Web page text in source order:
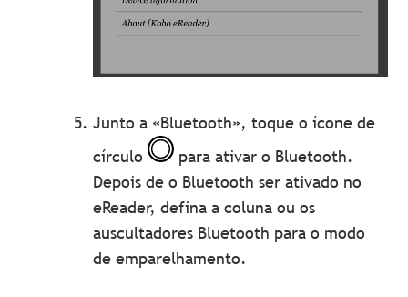
Junto a «Bluetooth», toque o ícone de
círculo
para ativar o Bluetooth.
Depois de o Bluetooth ser ativado no
eReader, defina a coluna ou os
auscultadores Bluetooth para o modo
de emparelhamento.